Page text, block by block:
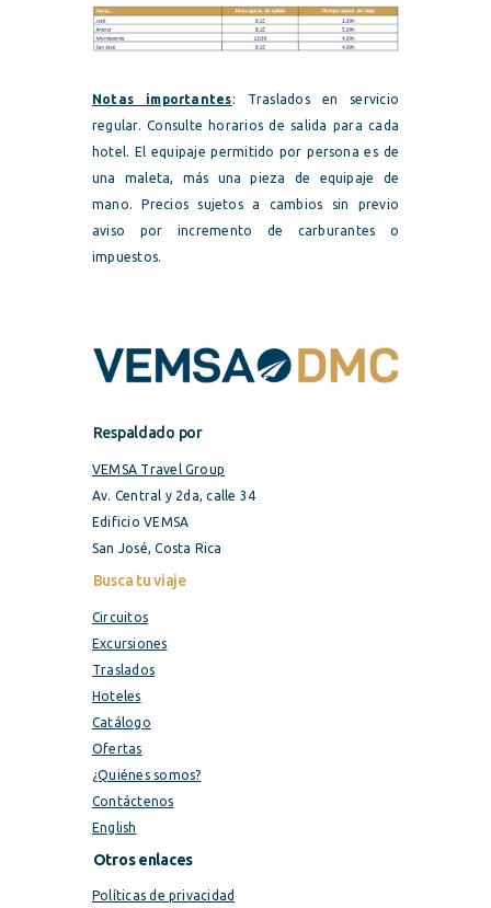
Notas importantes: Traslados en servicio
regular. Consulte horarios de salida para cada
hotel. El equipaje permitido por persona es de
una maleta, más una pieza de equipaje de
mano. Precios sujetos a cambios sin previo
aviso por incremento de carburantes o
impuestos.
Respaldado por
VEMSA Travel Group
Av. Central y 2da, calle 34
Edificio VEMSA
San José, Costa Rica
Busca tu viaje
Circuitos
Excursiones
Traslados
Hoteles
Catálogo
Ofertas
¿Quiénes somos?
Contáctenos
English
Otros enlaces
Políticas de privacidad